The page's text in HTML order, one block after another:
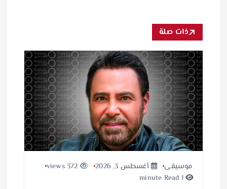
ذات صلة
موسيقى أغسطس 3, 2026
1 minute Read